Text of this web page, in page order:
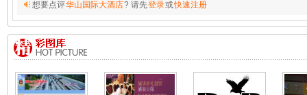
想要点评华山国际大酒店? 请先登录或快速注册